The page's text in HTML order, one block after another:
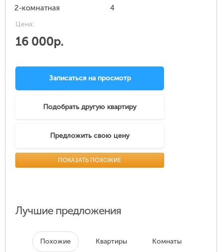
2-комнатная 4
Цена:
16 000р.
Записаться на просмотр
Подобрать другую квартиру
Предложить свою цену
ПОКАЗАТЬ ПОХОЖИЕ
Лучшие предложения
Похожие Квартиры Комнаты